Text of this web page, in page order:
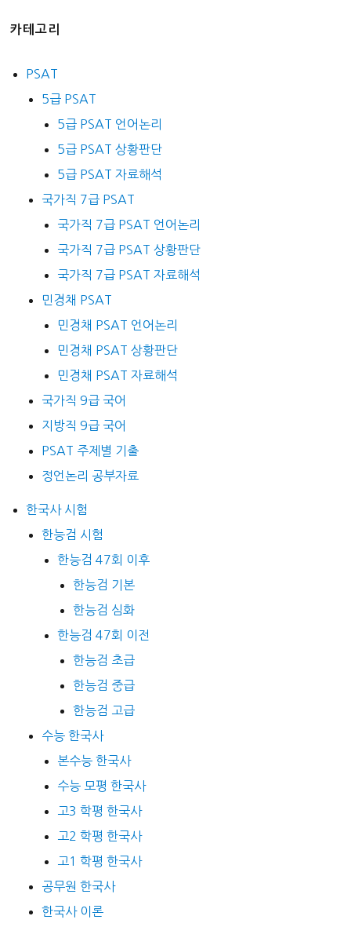
카테고리
PSAT
5급 PSAT
5급 PSAT 언어논리
5급 PSAT 상황판단
5급 PSAT 자료해석
국가직 7급 PSAT
국가직 7급 PSAT 언어논리
국가직 7급 PSAT 상황판단
국가직 7급 PSAT 자료해석
민경채 PSAT
민경채 PSAT 언어논리
민경채 PSAT 상황판단
민경채 PSAT 자료해석
국가직 9급 국어
지방직 9급 국어
PSAT 주제별 기출
정언논리 공부자료
한국사 시험
한능검 시험
한능검 47회 이후
한능검 기본
한능검 심화
한능검 47회 이전
한능검 초급
한능검 중급
한능검 고급
수능 한국사
본수능 한국사
수능 모평 한국사
고3 학평 한국사
고2 학평 한국사
고1 학평 한국사
공무원 한국사
한국사 이론